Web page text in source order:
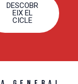
DESCOBR
EIX EL
CICLE